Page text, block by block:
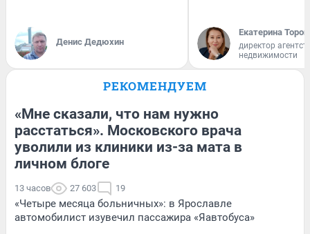
Денис Дедюхин
Екатерина
директор
недвижимости
РЕКОМЕНДУЕМ
«Мне сказали, что нам нужно
расстаться». Московского врача
уволили из клиники из-за мата в
личном блоге
13 часов 27 603 19
«Четыре месяца больничных»: в Ярославле
автомобилист изувечил пассажира «Яавтобуса»